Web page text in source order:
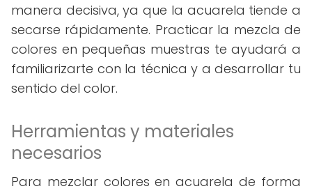
manera decisiva, ya que la acuarela tiende a
secarse rápidamente. Practicar la mezcla de
colores en pequeñas muestras te ayudará a
familiarizarte con la técnica y a desarrollar tu
sentido del color.
Herramientas y materiales
necesarios
Para mezclar colores en acuarela de forma